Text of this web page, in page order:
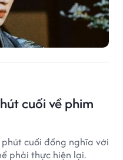
cuối về phim
cuối đồng nghĩa với
phải thực hiện lại.